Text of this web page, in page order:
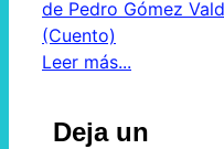
Leer más...
Deja un